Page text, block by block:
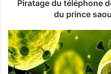
Piratage du téléphone
du prince